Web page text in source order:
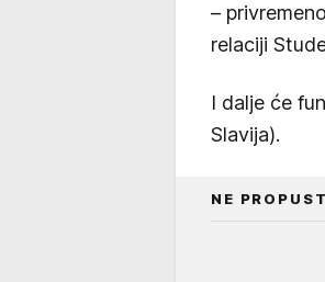
–
relaciji
I dalje će
Slavija).
NE